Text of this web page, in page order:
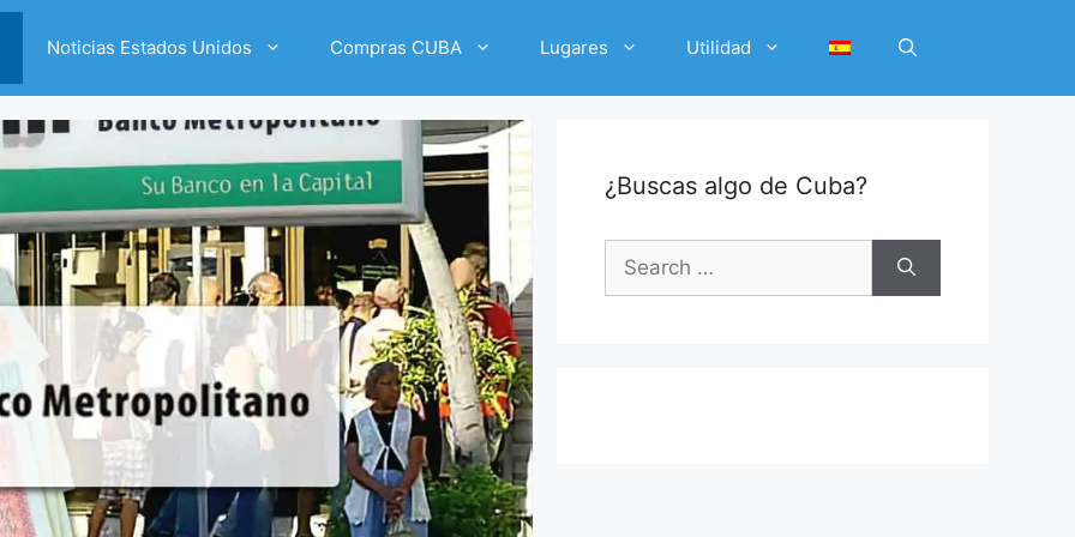
Noticias Estados Unidos Compras CUBA Lugares Utilidad
¿Buscas algo de Cuba?
Search
for: